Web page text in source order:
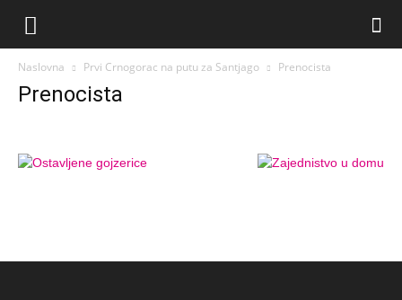
Naslovna Prvi Crnogorac na putu za Santjago Prenocista
Prenocista